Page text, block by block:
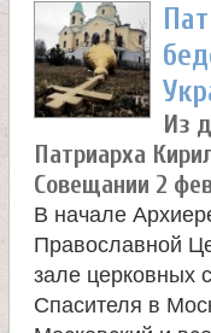
м
у
ч
н
Из
Патриарха
Совещании 2
В начале
Православной
зале церковных
Спасителя в